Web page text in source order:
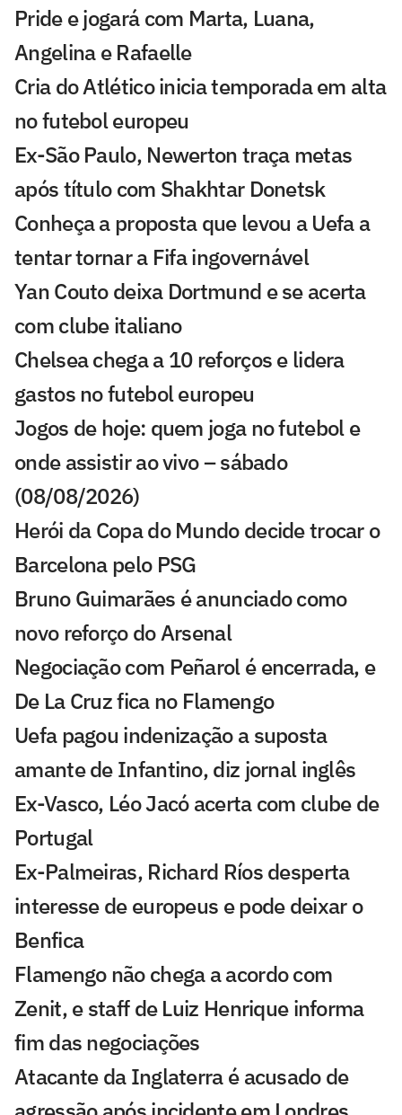
Pride e jogará com Marta, Luana,
Angelina e Rafaelle
Cria do Atlético inicia temporada em alta
no futebol europeu
Ex-São Paulo, Newerton traça metas
após título com Shakhtar Donetsk
Conheça a proposta que levou a Uefa a
tentar tornar a Fifa ingovernável
Yan Couto deixa Dortmund e se acerta
com clube italiano
Chelsea chega a 10 reforços e lidera
gastos no futebol europeu
Jogos de hoje: quem joga no futebol e
onde assistir ao vivo – sábado
(08/08/2026)
Herói da Copa do Mundo decide trocar o
Barcelona pelo PSG
Bruno Guimarães é anunciado como
novo reforço do Arsenal
Negociação com Peñarol é encerrada, e
De La Cruz fica no Flamengo
Uefa pagou indenização a suposta
amante de Infantino, diz jornal inglês
Ex-Vasco, Léo Jacó acerta com clube de
Portugal
Ex-Palmeiras, Richard Ríos desperta
interesse de europeus e pode deixar o
Benfica
Flamengo não chega a acordo com
Zenit, e staff de Luiz Henrique informa
fim das negociações
Atacante da Inglaterra é acusado de